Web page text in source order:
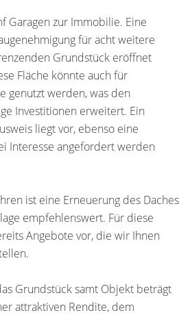
Garagen zur Immobilie. Eine
für acht weitere
Grundstück eröffnet
Fläche könnte auch für
genutzt werden, was den
Investitionen erweitert. Ein
liegt vor, ebenso eine
Interesse angefordert werden
ist eine Erneuerung des Daches
empfehlenswert. Für diese
Angebote vor, die wir Ihnen
Grundstück samt Objekt beträgt
attraktiven Rendite, dem